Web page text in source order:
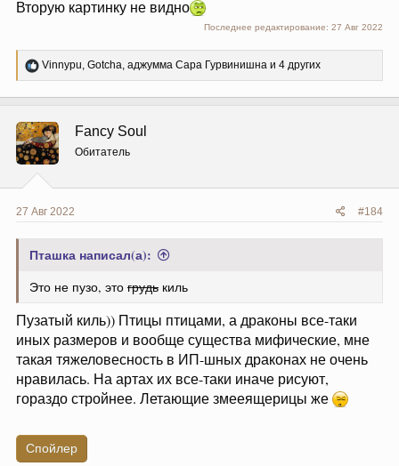
Вторую картинку не видно
Последнее редактирование: 27 Авг 2022
Р
е
ц
и
и
:
Vinnypu, Gotcha, аджумма Сара Гурвинишна и 4 других
Fancy Soul
Обитатель
27 Авг 2022 #184
Пташка написал(а):
Это не пузо, это грудь киль
Пузатый киль)) Птицы птицами, а драконы все-таки
иных размеров и вообще существа мифические, мне
такая тяжеловесность в ИП-шных драконах не очень
нравилась. На артах их все-таки иначе рисуют,
гораздо стройнее. Летающие змееящерицы же
Спойлер